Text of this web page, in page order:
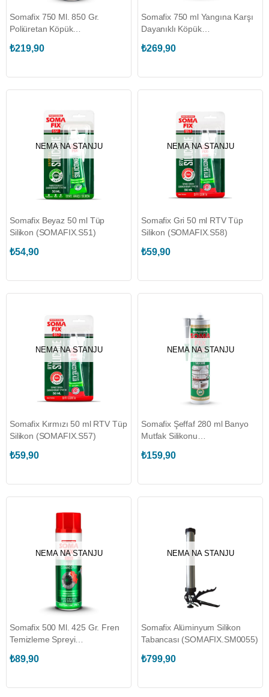
Somafix 750 Ml. 850 Gr.
Poliüretan Köpük
₺219,90
Somafix 750 ml Yangına Karşı
Dayanıklı Köpük
₺269,90
NEMA NA STANJU
Somafix Beyaz 50 ml Tüp
Silikon (SOMAFIX.S51)
₺54,90
NEMA NA STANJU
Somafix Gri 50 ml RTV Tüp
Silikon (SOMAFIX.S58)
₺59,90
NEMA NA STANJU
Somafix Kırmızı 50 ml RTV Tüp
Silikon (SOMAFIX.S57)
₺59,90
NEMA NA STANJU
Somafix Şeffaf 280 ml Banyo
Mutfak Silikonu
₺159,90
NEMA NA STANJU
Somafix 500 Ml. 425 Gr. Fren
Temizleme Spreyi
₺89,90
NEMA NA STANJU
Somafix Alüminyum Silikon
Tabancası (SOMAFIX.SM0055)
₺799,90